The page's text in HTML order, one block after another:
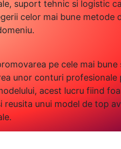
suport tehnic si logistic
celor mai bune metode
pe cele mai bune
unor conturi profesionale
acest lucru fiind
unui model de top